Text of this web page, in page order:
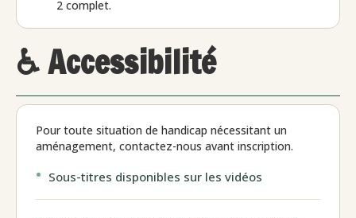
2 complet.
♿ Accessibilité
Pour toute situation de handicap nécessitant un
aménagement, contactez-nous avant inscription.
Sous-titres disponibles sur les vidéos